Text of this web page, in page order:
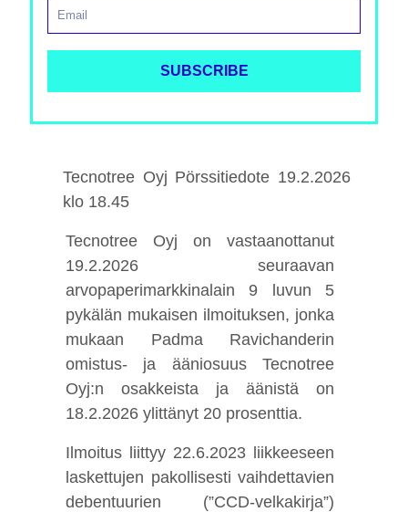
Tecnotree Oyj Pörssitiedote 19.2.2026
klo 18.45
Tecnotree Oyj on vastaanottanut
19.2.2026 seuraavan
arvopaperimarkkinalain 9 luvun 5
pykälän mukaisen ilmoituksen, jonka
mukaan Padma Ravichanderin
omistus- ja ääniosuus Tecnotree
Oyj:n osakkeista ja äänistä on
18.2.2026 ylittänyt 20 prosenttia.
Ilmoitus liittyy 22.6.2023 liikkeeseen
laskettujen pakollisesti vaihdettavien
debentuurien (”CCD-velkakirja”)